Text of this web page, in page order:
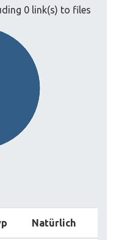
0 link(s) to files
Natürlich